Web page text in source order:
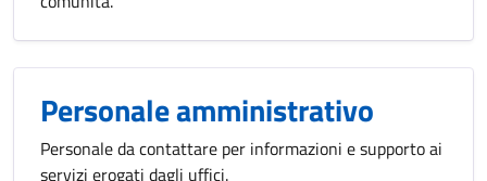
Personale amministrativo
Personale da contattare per informazioni e supporto ai
servizi erogati dagli uffici.